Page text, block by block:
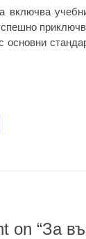
включва
основни
on “За